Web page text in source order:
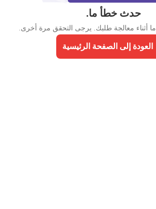
حدث خطأ ما.
أثناء معالجة طلبك. يرجى التحقق مرة أخرى.
العودة إلى الصفحة الرئيسية